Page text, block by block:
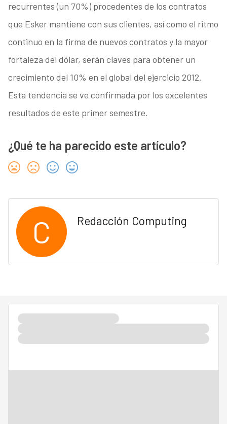
recurrentes (un 70%) procedentes de los contratos
que Esker mantiene con sus clientes, así como el ritmo
continuo en la firma de nuevos contratos y la mayor
fortaleza del dólar, serán claves para obtener un
crecimiento del 10% en el global del ejercicio 2012.
Esta tendencia se ve confirmada por los excelentes
resultados de este primer semestre.
¿Qué te ha parecido este artículo?
C Redacción Computing